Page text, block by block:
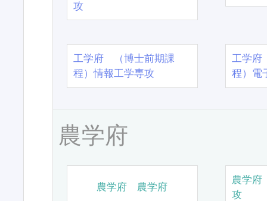
攻
工学府 （博士前期課
程）情報工学専攻
工学
程）電
農学府
農学府 農学府
農学
攻